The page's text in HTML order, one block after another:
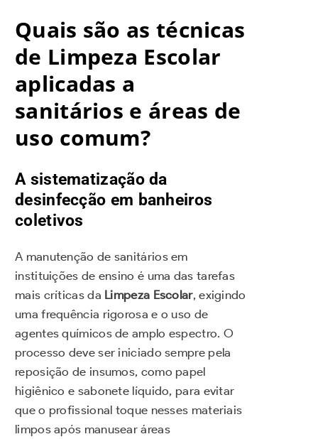
Quais são as técnicas
de Limpeza Escolar
aplicadas a
sanitários e áreas de
uso comum?
A sistematização da
desinfecção em banheiros
coletivos
A manutenção de sanitários em
instituições de ensino é uma das tarefas
mais críticas da Limpeza Escolar, exigindo
uma frequência rigorosa e o uso de
agentes químicos de amplo espectro. O
processo deve ser iniciado sempre pela
reposição de insumos, como papel
higiênico e sabonete líquido, para evitar
que o profissional toque nesses materiais
limpos após manusear áreas